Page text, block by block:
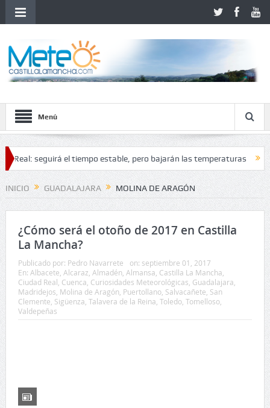
Menú
el tiempo estable, pero bajarán las temperaturas El tiempo
INICIO GUADALAJARA MOLINA DE ARAGÓN
¿Cómo será el otoño de 2017 en Castilla
La Mancha?
Publicado por: Pedro Navarrete on: septiembre 01, 2017
En: Albacete, Alcaraz, Almadén, Almansa, Castilla La Mancha,
Ciudad Real, Cuenca, Curiosidades Meteorológicas, Guadalajara,
Madridejos, Molina de Aragón, Puertollano, Salvacañete, San
Clemente, Sigüenza, Talavera de la Reina, Toledo, Tomelloso,
Valdepeñas
horas…), pues os podéis hacer una idea si hablamos de
una estación entera. Así...